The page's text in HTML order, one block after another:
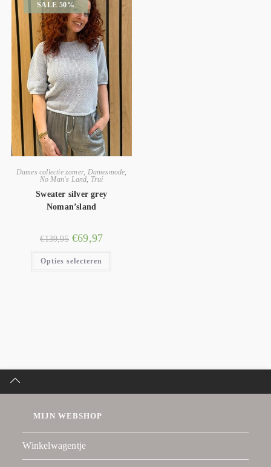
SALE 50%
Dames collectie zomer, Damesmode
No Man's Land Trui
Sweater silver grey
Noman’sland
€139,95 €69,97
Opties selecteren
MIJN WEBSHOP
Winkelwagentje